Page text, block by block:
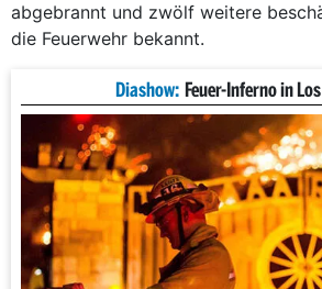
abgebrannt und zwölf weitere
die Feuerwehr bekannt.
Diashow: Feuer-Inferno in